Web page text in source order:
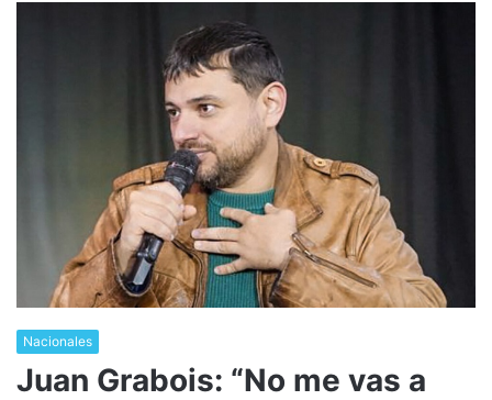
Nacionales
Juan Grabois: “No me vas a